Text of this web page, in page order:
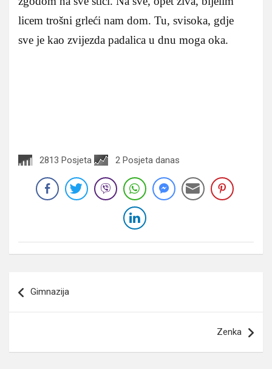
licem trošni grleći nam dom. Tu, svisoka, gdje
sve je kao zvijezda padalica u dnu moga oka.
2813 Posjeta 2 Posjeta danas
članaka
Gimnazija
Zenka